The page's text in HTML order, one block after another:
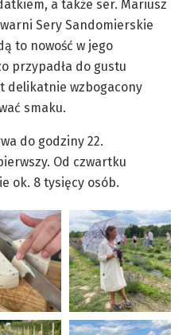
a także ser. Mariusz
Sery Sandomierskie
to nowość w jego
przypadła do gustu
delikatnie wzbogacony
smaku.
do godziny 22.
Od czwartku
ok. 8 tysięcy osób.